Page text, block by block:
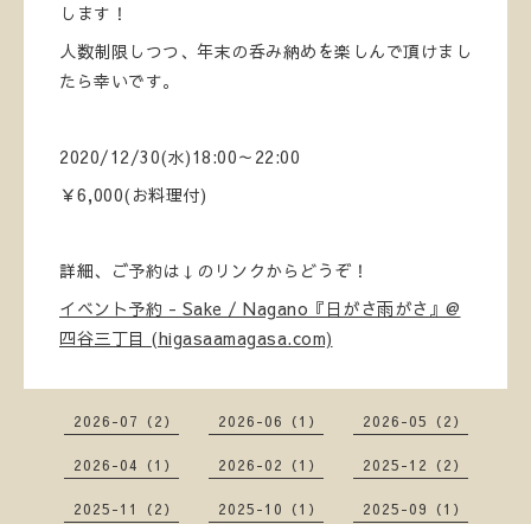
します！
人数制限しつつ、年末の呑み納めを楽しんで頂けまし
たら幸いです。
2020/12/30(水)18:00～22:00
￥6,000(お料理付)
詳細、ご予約は↓のリンクからどうぞ！
イベント予約 - Sake / Nagano『日がさ雨がさ』@
四谷三丁目 (higasaamagasa.com)
2026-07（2） 2026-06（1） 2026-05（2）
2026-04（1） 2026-02（1） 2025-12（2）
2025-11（2） 2025-10（1） 2025-09（1）